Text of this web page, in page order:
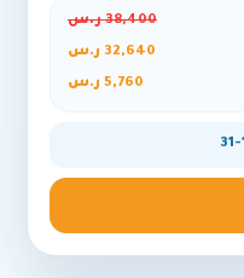
38,400 ر.س
32,640 ر.س
5,760 ر.س